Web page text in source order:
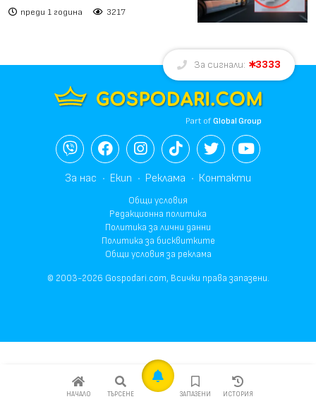
преди 1 година 3217
НАЧАЛО ТЪРСЕНЕ ЗАПАЗЕНИ ИСТОРИЯ
За сигнали: 3333
Part ofGlobal Group
За нас Екип Реклама Контакти
Общи условия
Редакционна политика
Политика за лични данни
Политика за бисквитките
Общи условия за реклама
© 2003-2026 Gospodari.com, Всички права запазени.